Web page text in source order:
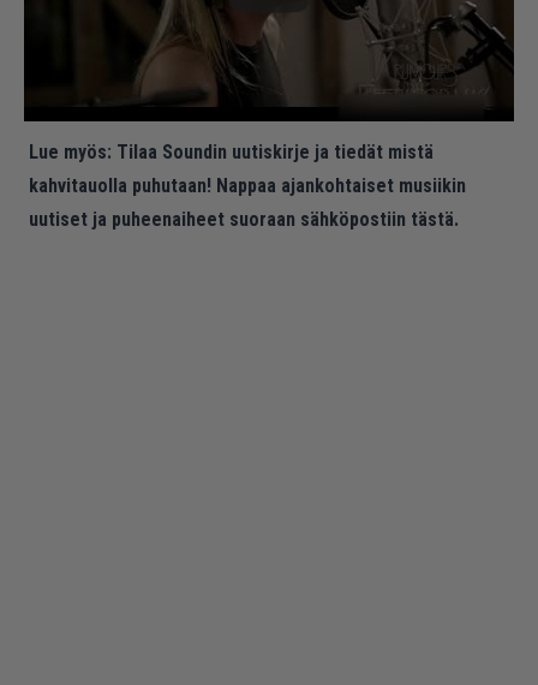
Lue myös: Tilaa Soundin uutiskirje ja tiedät mistä
kahvitauolla puhutaan! Nappaa ajankohtaiset musiikin
uutiset ja puheenaiheet suoraan sähköpostiin tästä.